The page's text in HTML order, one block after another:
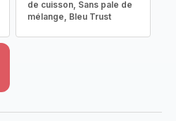
de cuisson, Sans pale de
mélange, Bleu Trust